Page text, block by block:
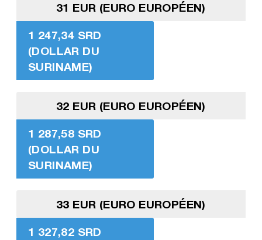
31 EUR (EURO EUROPÉEN)
1 247,34 SRD
(DOLLAR DU
SURINAME)
32 EUR (EURO EUROPÉEN)
1 287,58 SRD
(DOLLAR DU
SURINAME)
33 EUR (EURO EUROPÉEN)
1 327,82 SRD